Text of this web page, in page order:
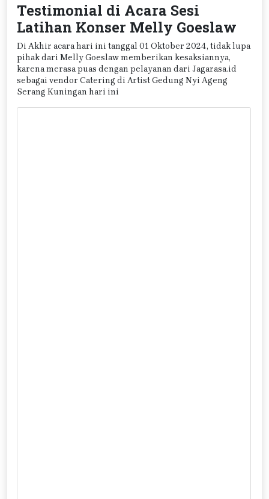
Testimonial di Acara Sesi
Latihan Konser Melly Goeslaw
Di Akhir acara hari ini tanggal 01 Oktober 2024, tidak lupa
pihak dari Melly Goeslaw memberikan kesaksiannya,
karena merasa puas dengan pelayanan dari Jagarasa.id
sebagai vendor Catering di Artist Gedung Nyi Ageng
Serang Kuningan hari ini